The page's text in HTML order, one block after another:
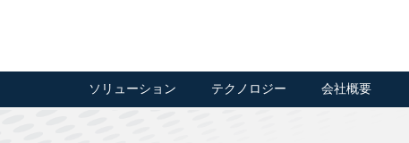
ソリューション テクノロジー 会社概要